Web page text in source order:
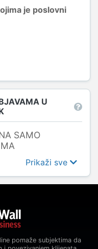
je poslovni
U
SAMO
Prikaži sve
pomaže subjektima da